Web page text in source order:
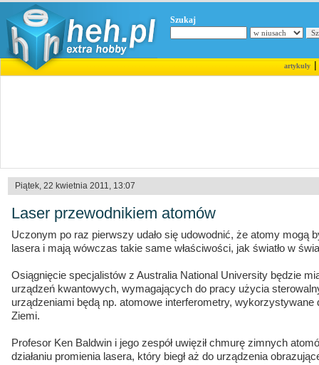
Szukaj
artykuły|
Piątek, 22 kwietnia 2011, 13:07
Laser przewodnikiem atomów
Uczonym po raz pierwszy udało się udowodnić, że atomy mogą
lasera i mają wówczas takie same właściwości, jak światło w
Osiągnięcie specjalistów z Australia National University będzie
urządzeń kwantowych, wymagających do pracy użycia
urządzeniami będą np. atomowe interferometry, wykorzystywane
Ziemi.
Profesor Ken Baldwin i jego zespół uwięził chmurę zimnych
działaniu promienia lasera, który biegł aż do urządzenia